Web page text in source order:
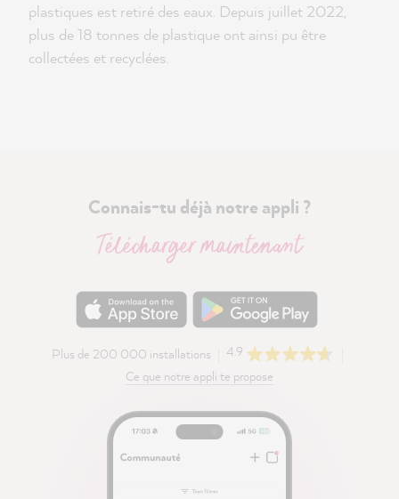
plastiques est retiré des eaux. Depuis juillet 2022,
plus de 18 tonnes de plastique ont ainsi pu être
collectées et recyclées.
Connais-tu déjà notre appli ?
Télécharger maintenant
Plus de 200 000 installations
4.9
Ce que notre appli te propose